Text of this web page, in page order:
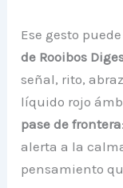
Ese gesto
de Rooibos
señal, rito,
líquido rojo
pase de frontera
alerta a la
pensamiento